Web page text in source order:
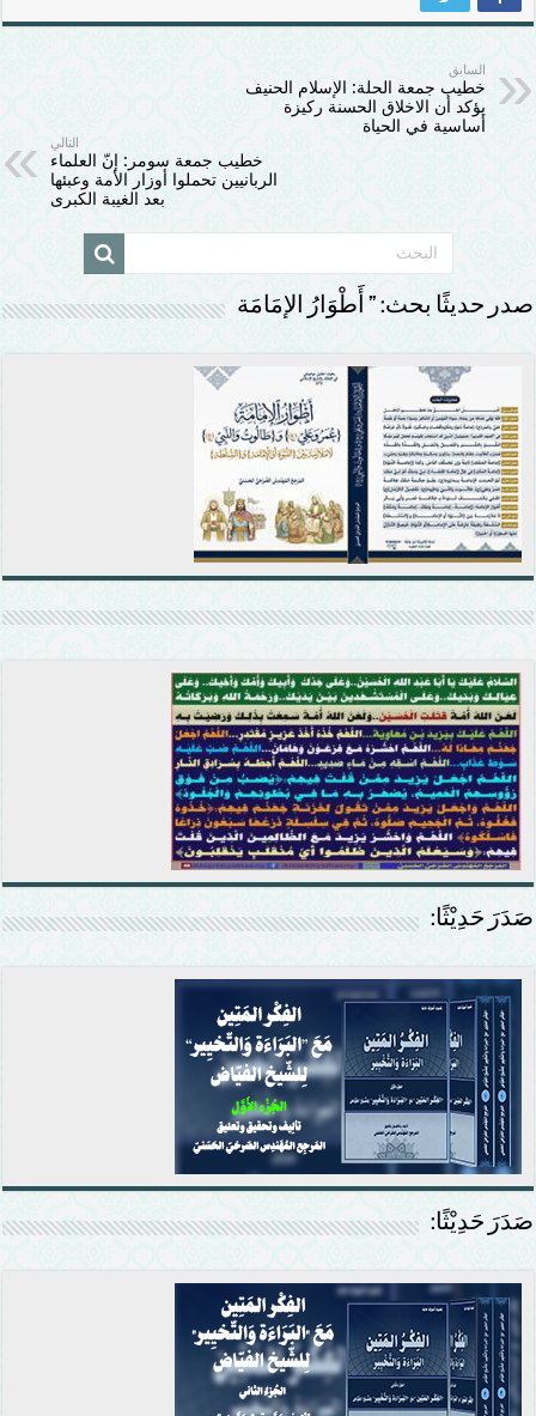
السابق
خطيب جمعة الحلة: الإسلام الحنيف
يؤكد أن الاخلاق الحسنة ركيزة
أساسية في الحياة
التالي
خطيب جمعة سومر: إنّ العلماء
الربانيين تحملوا أوزار الأمة وعبئها
بعد الغيبة الكبرى
صدر حديثًا بحث: ” أَطْوَارُ الإمَامَة
صَدَرَ حَدِيْثًا:
صَدَرَ حَدِيْثًا: